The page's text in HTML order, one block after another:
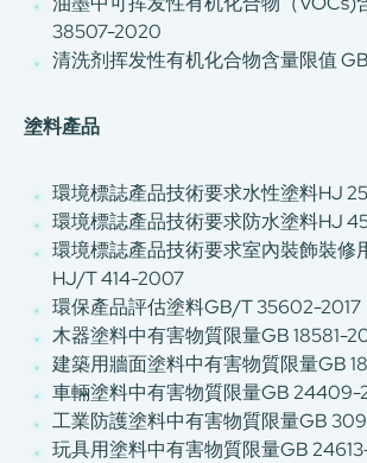
38507-2020
清洗剂挥发性有机化合物含量限值
塗料產品
環境標誌產品技術要求水性塗料HJ
環境標誌產品技術要求防水塗料HJ
環境標誌產品技術要求室內裝飾裝修
HJ/T 414-2007
環保產品評估塗料GB/T 35602-2017
木器塗料中有害物質限量GB 18581-
建築用牆面塗料中有害物質限量GB
車輛塗料中有害物質限量GB
工業防護塗料中有害物質限量GB
玩具用塗料中有害物質限量GB